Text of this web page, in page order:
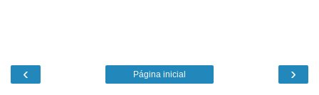
‹ ›
Página inicial